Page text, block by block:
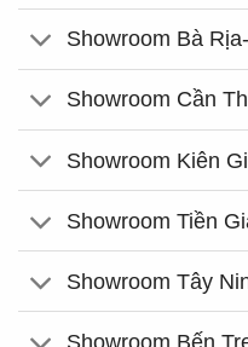
Showroom Bà
Showroom Cần
Showroom Kiên
Showroom Tiền
Showroom Tây
Showroom Bến